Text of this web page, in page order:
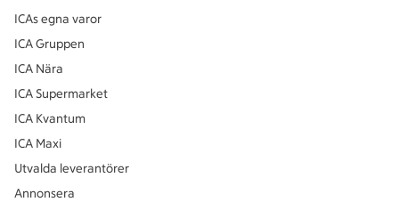
ICAs egna varor
ICA Gruppen
ICA Nära
ICA Supermarket
ICA Kvantum
ICA Maxi
Utvalda leverantörer
Annonsera